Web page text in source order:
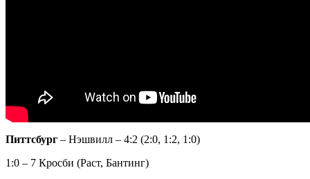
Питтсбург – Нэшвилл – 4:2 (2:0, 1:2, 1:0)
1:0 – 7 Кросби (Раст, Бантинг)